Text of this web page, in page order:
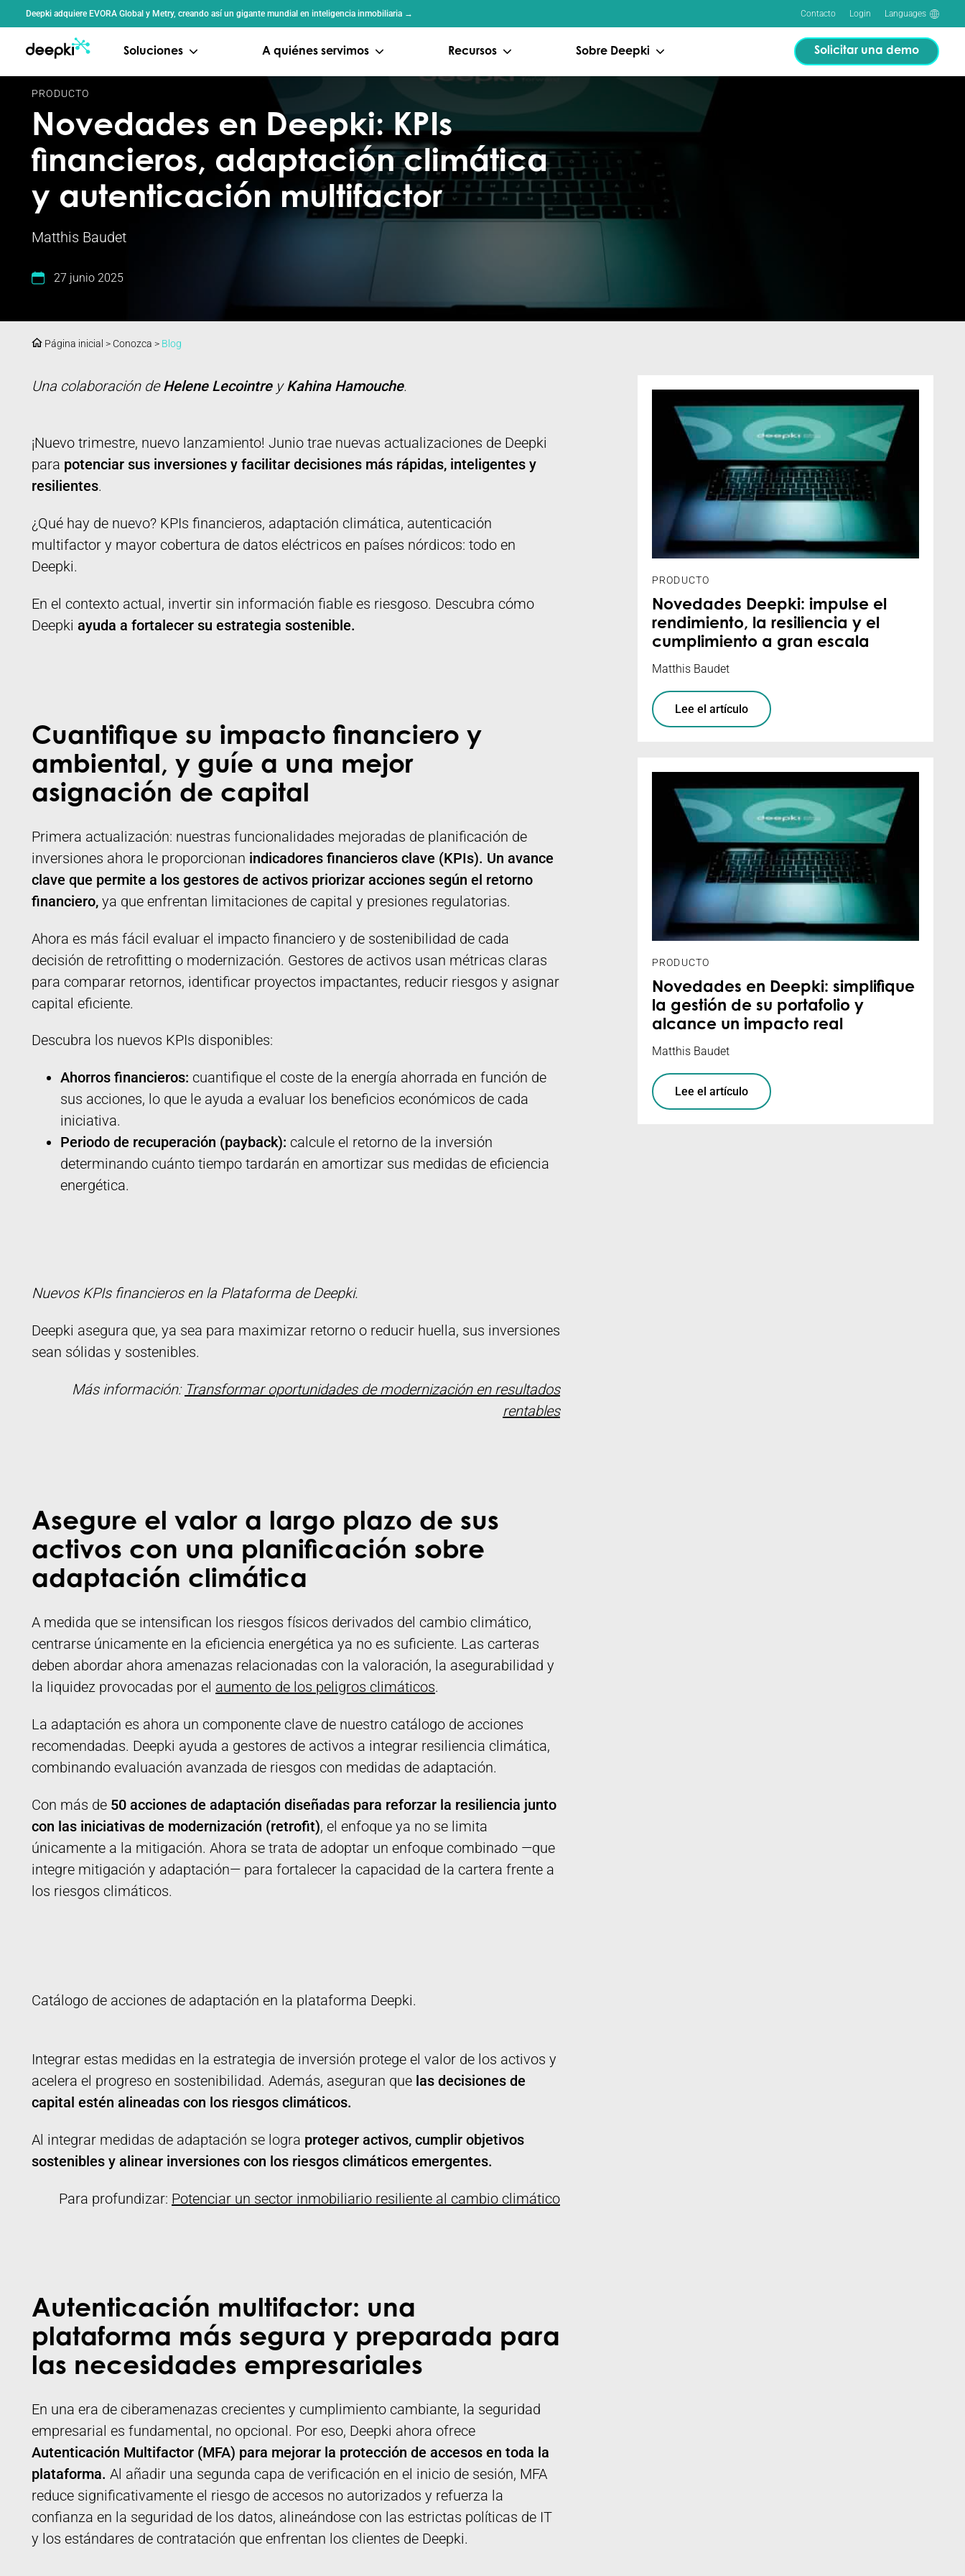
Deepki adquiere EVORA Global y Metry, creando así un gigante mundial en inteligencia inmobiliaria → Contacto Login Languages
Soluciones A quiénes servimos Recursos Sobre Deepki Solicitar una demo
PRODUCTO
Novedades en Deepki: KPIs
financieros, adaptación climática
y autenticación multifactor
Matthis Baudet
27 junio 2025
Página inicial > Conozca > Blog
Una colaboración deHelene LecointreyKahina Hamouche.
¡Nuevo trimestre, nuevo lanzamiento! Junio trae nuevas actualizaciones de Deepki
para potenciar sus inversiones y facilitar decisiones más rápidas, inteligentes y
resilientes.
¿Qué hay de nuevo? KPIs financieros, adaptación climática, autenticación
multifactor y mayor cobertura de datos eléctricos en países nórdicos: todo en
Deepki.
En el contexto actual, invertir sin información fiable es riesgoso. Descubra cómo
Deepki ayuda a fortalecer su estrategia sostenible.
Cuantifique su impacto financiero y
ambiental, y guíe a una mejor
asignación de capital
Primera actualización: nuestras funcionalidades mejoradas de planificación de
inversiones ahora le proporcionan indicadores financieros clave (KPIs). Un avance
clave que permite a los gestores de activos priorizar acciones según el retorno
financiero, ya que enfrentan limitaciones de capital y presiones regulatorias.
Ahora es más fácil evaluar el impacto financiero y de sostenibilidad de cada
decisión de retrofitting o modernización. Gestores de activos usan métricas claras
para comparar retornos, identificar proyectos impactantes, reducir riesgos y asignar
capital eficiente.
Descubra los nuevos KPIs disponibles:
Ahorros financieros: cuantifique el coste de la energía ahorrada en función de
sus acciones, lo que le ayuda a evaluar los beneficios económicos de cada
iniciativa.
Periodo de recuperación (payback): calcule el retorno de la inversión
determinando cuánto tiempo tardarán en amortizar sus medidas de eficiencia
energética.
Nuevos KPIs financieros en la Plataforma de Deepki.
Deepki asegura que, ya sea para maximizar retorno o reducir huella, sus inversiones
sean sólidas y sostenibles.
Más información: Transformar oportunidades de modernización en resultados
rentables
Asegure el valor a largo plazo de sus
activos con una planificación sobre
adaptación climática
A medida que se intensifican los riesgos físicos derivados del cambio climático,
centrarse únicamente en la eficiencia energética ya no es suficiente. Las carteras
deben abordar ahora amenazas relacionadas con la valoración, la asegurabilidad y
la liquidez provocadas por el aumento de los peligros climáticos.
La adaptación es ahora un componente clave de nuestro catálogo de acciones
recomendadas. Deepki ayuda a gestores de activos a integrar resiliencia climática,
combinando evaluación avanzada de riesgos con medidas de adaptación.
Con más de 50 acciones de adaptación diseñadas para reforzar la resiliencia junto
con las iniciativas de modernización (retrofit), el enfoque ya no se limita
únicamente a la mitigación. Ahora se trata de adoptar un enfoque combinado —que
integre mitigación y adaptación— para fortalecer la capacidad de la cartera frente a
los riesgos climáticos.
Catálogo de acciones de adaptación en la plataforma Deepki.
Integrar estas medidas en la estrategia de inversión protege el valor de los activos y
acelera el progreso en sostenibilidad. Además, aseguran que las decisiones de
capital estén alineadas con los riesgos climáticos.
Al integrar medidas de adaptación se logra proteger activos, cumplir objetivos
sostenibles y alinear inversiones con los riesgos climáticos emergentes.
Para profundizar: Potenciar un sector inmobiliario resiliente al cambio climático
Autenticación multifactor: una
plataforma más segura y preparada para
las necesidades empresariales
En una era de ciberamenazas crecientes y cumplimiento cambiante, la seguridad
empresarial es fundamental, no opcional. Por eso, Deepki ahora ofrece
Autenticación Multifactor (MFA) para mejorar la protección de accesos en toda la
plataforma. Al añadir una segunda capa de verificación en el inicio de sesión, MFA
reduce significativamente el riesgo de accesos no autorizados y refuerza la
confianza en la seguridad de los datos, alineándose con las estrictas políticas de IT
y los estándares de contratación que enfrentan los clientes de Deepki.
PRODUCTO
Novedades Deepki: impulse el
rendimiento, la resiliencia y el
cumplimiento a gran escala
Matthis Baudet
Lee el artículo
PRODUCTO
Novedades en Deepki: simplifique
la gestión de su portafolio y
alcance un impacto real
Matthis Baudet
Lee el artículo
Panel de gestión de cookies